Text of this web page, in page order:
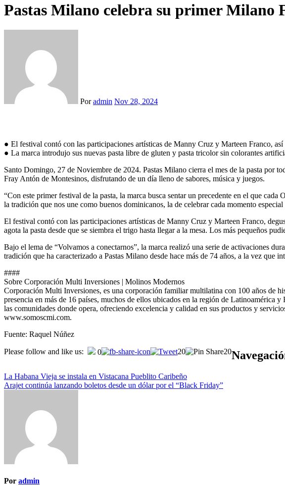
Pastas Milano celebra su primer Milano
Poradmin Nov 28, 2024
● El festival contó con las participaciones artísticas de Manny Cruz y Marteen Franco,
● La marca introdujo sus nuevas pasta libre de gluten y pasta tricolor sin colorantes
Santo Domingo, 27 de Noviembre de 2024. Pastas Milano cierra el mes de la pasta por
Fray Antón de Montesinos, disfrutando de un día lleno de sabores, música y juegos.
“Con este primer festival de la pasta, la marca busca sentar un precedente en el que
la tradición que nos une como buenos dominicanos, la de celebrar cada momento
El festival contó con las participaciones artísticas de Manny Cruz y Marteen Franco,
agota la pasta desde que se siembra el trigo hasta llegar a la mesa. Los más pequeños
Bajo el lema de “Volvamos a conectarnos”, la marca realizó una serie de activaciones
tradición que ha caracterizado a Pastas Milano desde hace más de 74 años, a la vez que
####
Sobre Corporación Multi Inversiones | Molinos Modernos
Corporación Multi Inversiones, es una corporación familiar multilatina con 100 años de
presencia en más de 16 países, muchos de ellos ubicados en la región de
las comunidades donde opera, ofreciendo excelencia y calidad en sus productos y
www.somoscmi.com.
Fuente: Raquel Núñez
Please follow and like us: 0 20 20
La Habana Vieja se instala en Vistacana Pueblito Caribeño
Arajet continúa lanzando boletos desde un dólar por el “Black Friday”
Por admin